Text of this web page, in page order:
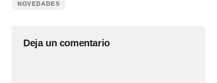
NOVEDADES
Deja un comentario